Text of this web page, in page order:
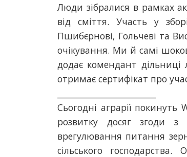
Люди зібралися в рамках
від сміття. Участь у
Пшибєрнові, Гольчеві та
очікування. Ми й самі
додає комендант дільниці
отримає сертифікат про
Сьогодні аграрії покинуть
розвитку досяг згоди з
врегулювання питання
сільського